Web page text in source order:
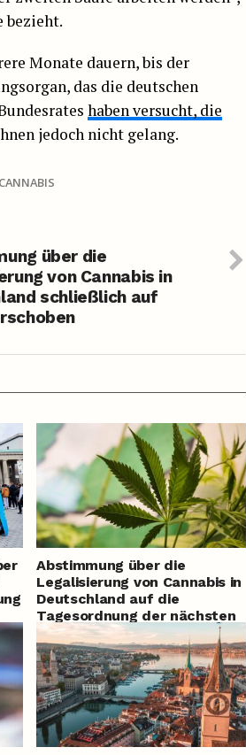
bezieht.
Monate dauern, bis der
das die deutschen
haben versucht, die
jedoch nicht gelang.
über die
von Cannabis in
schließlich auf
Abstimmung über die
Legalisierung von Cannabis in
Deutschland auf die
Tagesordnung der nächsten
Woche gesetzt